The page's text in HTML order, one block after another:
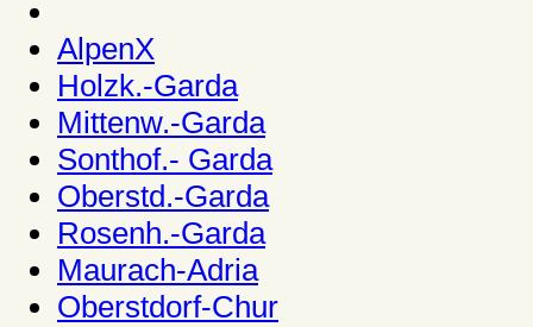
AlpenX
Holzk.-Garda
Mittenw.-Garda
Sonthof.- Garda
Oberstd.-Garda
Rosenh.-Garda
Maurach-Adria
Oberstdorf-Chur